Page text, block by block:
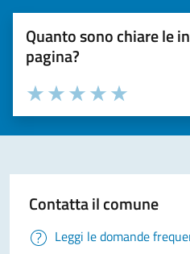
Quanto sono chiare le
pagina?
Valuta la chiarezza delle
Seleziona il numero di stelle
Valuta 5
Valuta 4 stelle su
Valuta 3 stelle su 5
Valuta 2 stelle su 5
Valuta 1 stelle su 5
Contatta il comune
Leggi le domande